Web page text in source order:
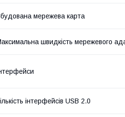
мережева карта
швидкість мережевого
інтерфейсів USB 2.0